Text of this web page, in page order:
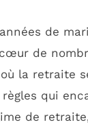
de
de
la retraite
qui
de